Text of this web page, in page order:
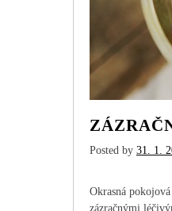
Posted by 31. 1.
Okrasná
zázračnými